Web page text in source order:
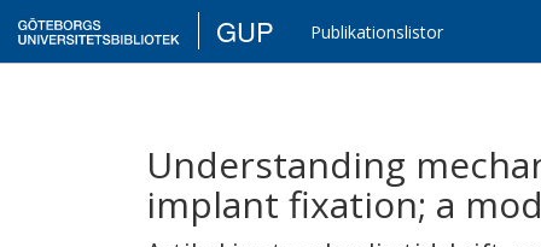
GUP Publikationslistor
Understanding
implant fixation; a